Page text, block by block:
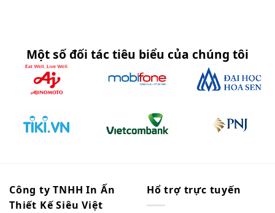
Một số đối tác tiêu biểu của chúng tôi
Công ty TNHH In Ấn
Thiết Kế Siêu Việt
Hổ trợ trực tuyến